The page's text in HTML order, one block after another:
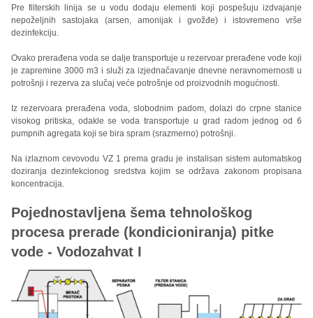
Pre filterskih linija se u vodu dodaju elementi koji pospešuju izdvajanje
nepoželjnih sastojaka (arsen, amonijak i gvožđe) i istovremeno vrše
dezinfekciju.
Ovako prerađena voda se dalje transportuje u rezervoar prerađene vode koji
je zapremine 3000 m3 i služi za izjednačavanje dnevne neravnomernosti u
potrošnji i rezerva za slučaj veće potrošnje od proizvodnih mogućnosti.
Iz rezervoara prerađena voda, slobodnim padom, dolazi do crpne stanice
visokog pritiska, odakle se voda transportuje u grad radom jednog od 6
pumpnih agregata koji se bira spram (srazmerno) potrošnji.
Na izlaznom cevovodu VZ 1 prema gradu je instalisan sistem automatskog
doziranja dezinfekcionog sredstva kojim se održava zakonom propisana
koncentracija.
Pojednostavljena šema tehnološkog
procesa prerade (kondicioniranja) pitke
vode - Vodozahvat I